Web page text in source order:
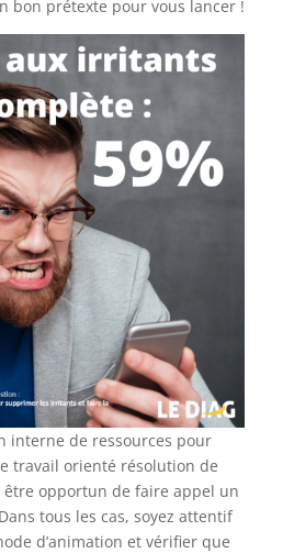
bon prétexte pour vous lancer !
interne de ressources pour
travail orienté résolution de
opportun de faire appel un
tous les cas, soyez attentif
d’animation et vérifier que